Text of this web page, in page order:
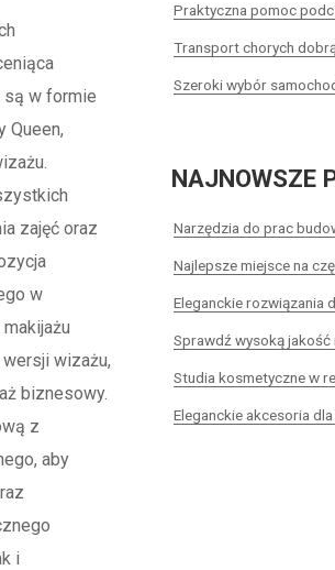
są w formie
Queen,
zajęć oraz
w
wizażu,
biznesowy.
z
aby
i
Praktyczna pomoc
Transport chorych
Szeroki wybór
NAJNOWSZE
Narzędzia do prac
Najlepsze miejsce na
Eleganckie rozwiązania
Sprawdź wysoką jakość
Studia kosmetyczne w
Eleganckie akcesoria